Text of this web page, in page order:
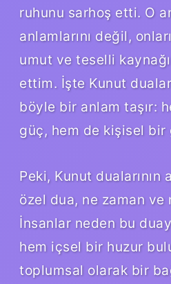
ruhunu sarhoş etti. O
anlamlarını değil,
umut ve teselli
ettim. İşte Kunut
böyle bir anlam taşır:
güç, hem de kişisel bir
Peki, Kunut dualarının
özel dua, ne zaman ve
İnsanlar neden bu
hem içsel bir huzur
toplumsal olarak bir